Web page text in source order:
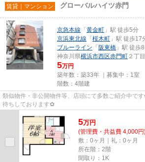
賃貸｜マンション グローバルハイツ赤門
京急本線 「 黄金町 」駅 徒歩5分
京浜東北線 「 桜木町 」駅 徒歩17
ブルーライン 「 阪東橋 」駅 徒歩
神奈川県横浜市西区赤門町 ２丁目
5万円
築年数：築33年 ｜募集中： 1室
階数：4階建
類似物件・非公開物件等、店頭にて多数ご紹介中で
待ちしております✿
5万円
(管理費・共益費 4,000円
敷：0ヶ月｜礼：0ヶ月
所在階：2階
間取り：1K